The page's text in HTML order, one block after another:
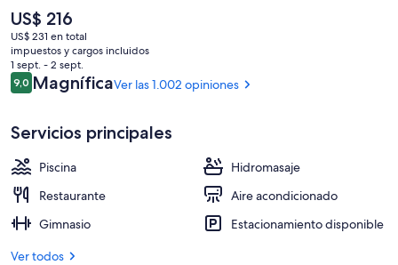
Terraza
El
precio
actual
es
de
US$ 216
US$ 216
US$ 231 en total
impuestos y cargos incluidos
1 sept. - 2 sept.
Opiniones
9,09,0 de 10
MagníficaVer las 1.002 opiniones
Servicios principales
Piscina
Hidromasaje
Restaurante
Aire acondicionado
Gimnasio
Estacionamiento disponible
Ver todos